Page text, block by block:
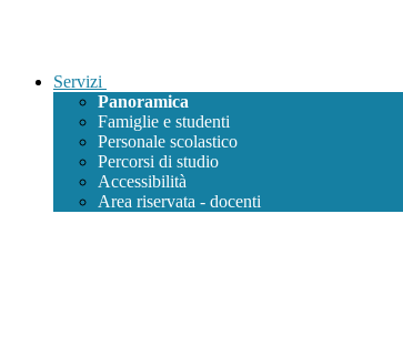
Servizi
Panoramica
Famiglie e studenti
Personale scolastico
Percorsi di studio
Accessibilità
Area riservata - docenti